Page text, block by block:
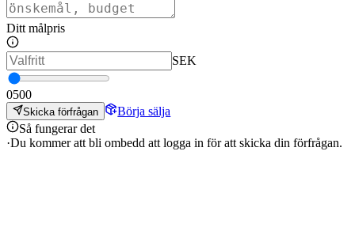
Ditt målpris
SEK
0500
Skicka förfrågan
Börja sälja
Så fungerar det
·Du kommer att bli ombedd att logga in för att skicka din förfrågan.